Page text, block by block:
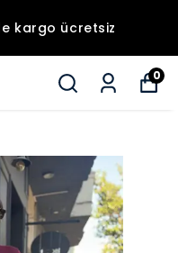
kargo ücretsiz
0